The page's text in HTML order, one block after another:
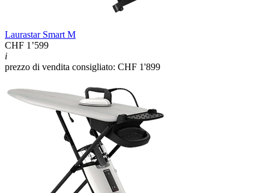
Laurastar Smart M
CHF 1’599
i
prezzo di vendita consigliato: CHF 1'899